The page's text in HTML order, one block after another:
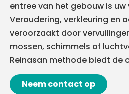
entree van het gebouw is
Veroudering, verkleuring en
veroorzaakt door
mossen, schimmels of
Reinasan methode biedt de
Neem contact op